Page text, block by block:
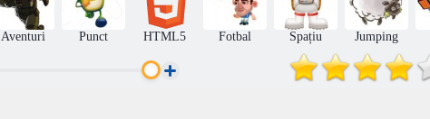
Dream Blox
Banana Land
Adventure
Aventuri Punct HTML5 Fotbal Spațiu Jumping